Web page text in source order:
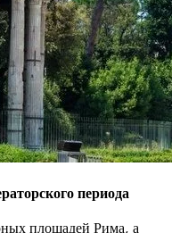
периода
площадей Рима, а